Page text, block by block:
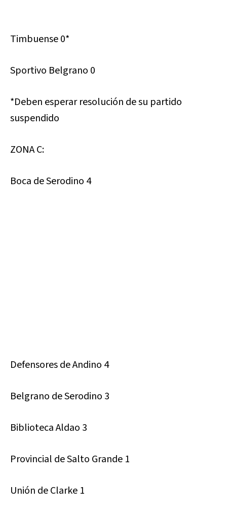
Timbuense 0*
Sportivo Belgrano 0
*Deben esperar resolución de su partido
suspendido
ZONA C:
Boca de Serodino 4
Defensores de Andino 4
Belgrano de Serodino 3
Biblioteca Aldao 3
Provincial de Salto Grande 1
Unión de Clarke 1